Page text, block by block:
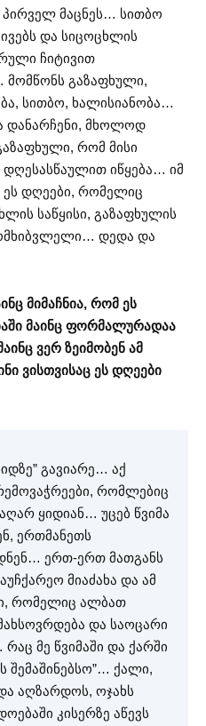
პირველ მაცნეს… სითბო
და სიცოცხლის
ჩიტივით
გაზაფხული,
სითბო, ხალისიანობა…
დანარჩენი, მხოლოდ
რომ მისი
იწყება… იმ
ეს დღეები, რომელიც
საწყისი, გაზაფხულის
დედა და
მიმაჩნია, რომ ეს
მაინც ფორმალურადაა
ვერ ზეიმობენ ამ
ვისთვისაც ეს დღეები
გავიარე… აქ
რომლებიც
ყიდიან… უცებ წვიმა
ერთმანეთს
ერთ-ერთ მათგანს
მიაძახა და ამ
რომელიც ალბათ
და საოცარი
მე წვიმაში და ქარში
შემაშინებსო”… ქალი,
აღზარდოს, ოჯახს
კისერზე აწევს